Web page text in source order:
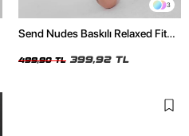
3
Send Nudes Baskılı Relaxed Fit
499,90 TL 399,92 TL